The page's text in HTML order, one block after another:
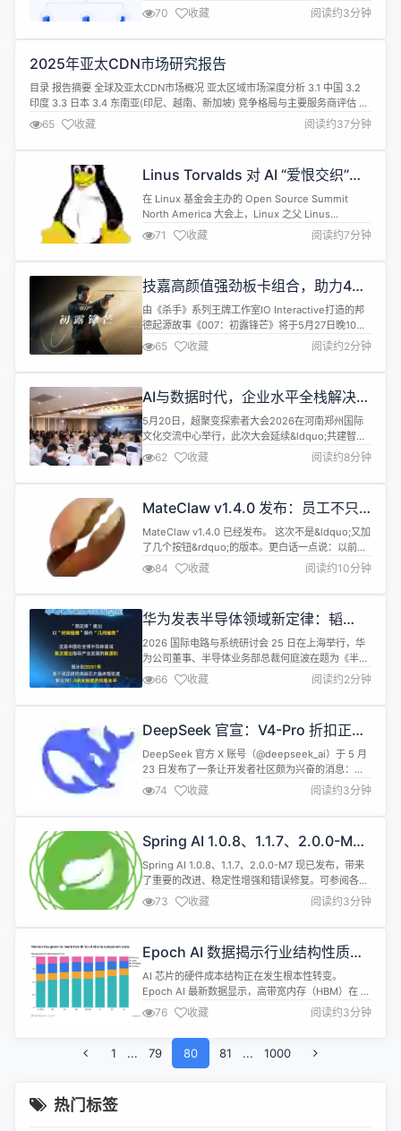
OA等核心系统部署在公司内网，数据安全有保障。
但员工一出差、一居家，就访问不了
&mdash;&mdash;订单没法批、库存查不到、流程
麻烦，还得养IT人员，更重要的是，现在运营商给的
很多是内网IP，根本不支持...
70 收藏 阅读约3分钟
2025年亚太CDN市场研究报告
目录 报告摘要 全球及亚太CDN市场概况 亚太区域市场深度分析 3.1 中国 3.2
印度 3.3 日本 3.4 东南亚(印尼、越南、新加坡) 竞争格局与主要服务商评估 4.1
阿里云 4.2 网宿科技 / 腾讯云 / 华为云 4.3 Yewsafe(AI安全型CDN) 4.4
CDN5(高性价比与游戏垂直方案) 技术趋势与边缘智能演进 市场驱动与风险因
素 ...
65 收藏 阅读约37分钟
Linus Torvalds 对 AI “爱恨交织”：
会让程序员失业？他的答案可能和你
想的不一样
在 Linux 基金会主办的 Open Source Summit
North America 大会上，Linux 之父 Linus
Torvalds 与 Verizon 开源项目办公室负责人、Dirk
Hohndel 进行了一场对话，话题涉及 AI 对内核开发
的冲击、安全披露的边界，以及编程工作的未来。
71 收藏 阅读约7分钟
技嘉高颜值强劲板卡组合，助力4K
畅玩《007:初露锋芒》
由《杀手》系列王牌工作室IO Interactive打造的邦
德起源故事《007：初露锋芒》将于5月27日晚10点
正式发售。本作完整支持路径追踪及DLSS 4.5技
术，对硬件配置有一定要求，恰逢技嘉618装机大
促，想高画质体验游戏的玩家不妨参考如下性价比装
+ 技嘉Z890M FORCE DUO ...
65 收藏 阅读约2分钟
AI与数据时代，企业水平全栈解决方
案提供者：超聚变探索者大会2026
城企数智分论坛圆满举行
5月20日，超聚变探索者大会2026在河南郑州国际
文化交流中心举行，此次大会延续&ldquo;共建智能
体时代&rdquo;主题，设立主论坛和分论坛。同期，
&ldquo;城企数智分论坛&rdquo;在超聚变北龙湖总
部基地举办，聚焦AI+数据时代的新机遇，汇聚全国
生态合作伙伴300多人，共同探讨超聚变如何以
&ldq...
62 收藏 阅读约8分钟
MateClaw v1.4.0 发布：员工不只
会回答，现在会盯目标、带团队、进
飞书干活了
MateClaw v1.4.0 已经发布。 这次不是&ldquo;又加
了几个按钮&rdquo;的版本。更白话一点说：以前的
数字员工更像一个聪明的聊天助手，你问一句，它答
一句；v1.4.0 开始，它更像一个真的同事，能记住这
件事要做到什么程度，能找别的员工帮忙，能在团队
等你审批。 如果你之前觉得 Agent 产品最...
84 收藏 阅读约10分钟
华为发表半导体领域新定律：韬
（τ）定律
2026 国际电路与系统研讨会 25 日在上海举行，华
为公司董事、半导体业务部总裁何庭波在题为《半导
体新路径探索与实践》的主旨演讲中，正式发表
&ldquo;韬（&tau;）定律&rdquo;。这是中国在全球
半导体领域首次提出指导产业发展的新原则。 基于该
片。今年秋季，华为将发布新的麒麟手机芯片，完整
采用逻辑折叠技...
66 收藏 阅读约2分钟
DeepSeek 官宣：V4-Pro 折扣正式
永久化，API 价格调整为原价四分之
一
DeepSeek 官方 X 账号（@deepseek_ai）于 5 月
23 日发布了一条让开发者社区颇为兴奋的消息：
DeepSeek-V4-Pro 的折扣将永久化。原文为
&quot;We are making our discount
permanent!&quot;并附上了产品图。 结合
下：V4-...
74 收藏 阅读约3分钟
Spring AI 1.0.8、1.1.7、2.0.0-M7
发布
Spring AI 1.0.8、1.1.7、2.0.0-M7 现已发布，带来
了重要的改进、稳定性增强和错误修复。可参阅各版
本说明：1.0.8 | 1.1.7 | 2.0.0-M7 1.1.7 和 2.0.0-M7
版本还包含了针对 CVE-2026-41863 的安全修复程
序。 Spring AI 1.0.8 修复了
73 收藏 阅读约3分钟
Epoch AI 数据揭示行业结构性质
变，内存已占 AI 芯片成本近三分之
二
AI 芯片的硬件成本结构正在发生根本性转变。
Epoch AI 最新数据显示，高带宽内存（HBM）在 AI
芯片组件总支出中的占比，已从 2024 年 Q1 的 52%
增长至 2025 年 Q4 的 63%，几乎达到三分之二。
这些估算基于 Nvidia、AMD、Google 和 Amazon
四家设计的全部 AI 芯片，按产量加权计算。在 HBM
占比大幅...
76 收藏 阅读约3分钟
1 ... 79 80 81 ... 1000
热门标签